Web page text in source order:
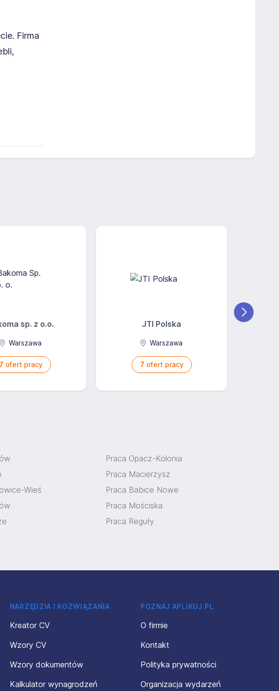
Firma
sp. z o.o.
Warszawa
7 ofert pracy
JTI Polska
Warszawa
7 ofert pracy
Praca Opacz-Kolonia
Praca Macierzysz
Wieś
Praca Babice Nowe
Praca Mościska
Praca Reguły
NARZĘDZIA I ROZWIĄZANIA
Kreator CV
Wzory CV
Wzory dokumentów
Kalkulator wynagrodzeń
POZNAJ APLIKUJ.PL
O firmie
Kontakt
Polityka prywatności
Organizacja wydarzeń